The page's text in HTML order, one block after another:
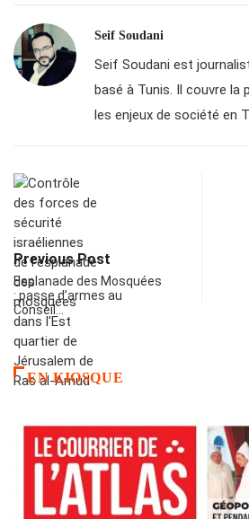
Seif Soudani
Seif Soudani est
basé à Tunis. Il couvre la
les enjeux de société en
Previous Post
Esplanade des Mosquées
: passe d’armes au
Conseil…
EN KIOSQUE